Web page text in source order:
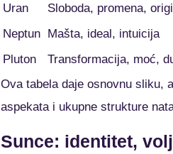
Uran
Sloboda, promena,
Neptun Mašta, ideal, intuicija
Pluton
Transformacija, moć,
Ova tabela daje osnovnu sliku,
aspekata i ukupne strukture
Sunce: identitet,